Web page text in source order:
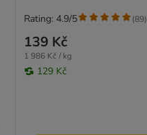
139 Kč
1 986 Kč / kg
129 Kč
Rating: 4.9/5 (89)